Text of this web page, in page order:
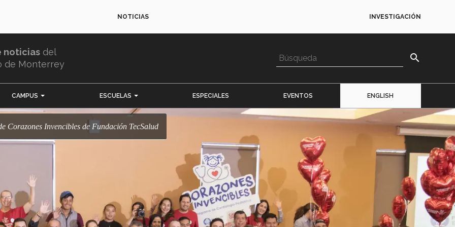
NOTICIAS INVESTIGACIÓN
noticias del
de Monterrey
search
CAMPUS ESCUELAS ESPECIALES EVENTOS ENGLISH
Corazones Invencibles de Fundación TecSalud